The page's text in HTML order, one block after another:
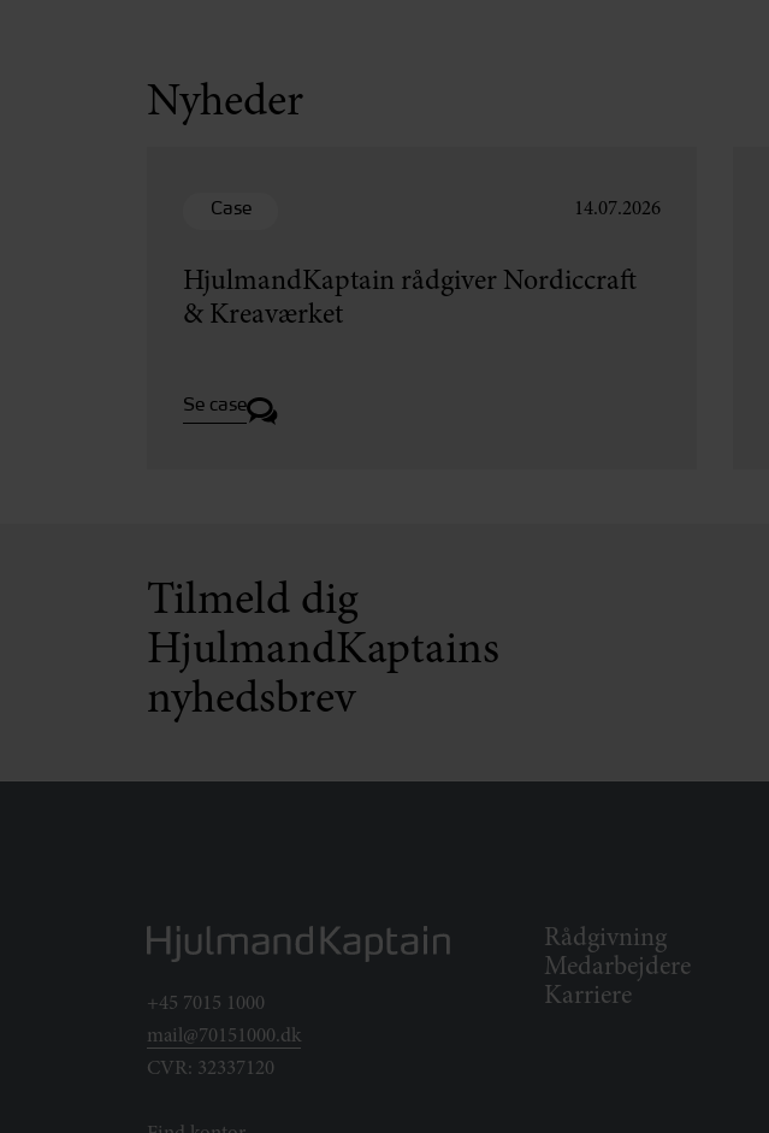
Nyheder
Case 14.07.2026
HjulmandKaptain rådgiver Nordiccraft
& Kreaværket
Se case
Tilmeld dig
HjulmandKaptains
nyhedsbrev
+45 7015 1000
mail@70151000.dk
CVR: 32337120
Rådgivning
Medarbejdere
Karriere